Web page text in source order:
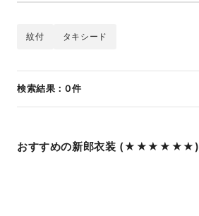
紋付 タキシード
検索結果：0件
おすすめの新郎衣装 (★★★★★★)